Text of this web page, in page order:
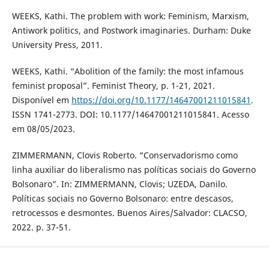
WEEKS, Kathi. The problem with work: Feminism, Marxism,
Antiwork politics, and Postwork imaginaries. Durham: Duke
University Press, 2011.
WEEKS, Kathi. “Abolition of the family: the most infamous
feminist proposal”. Feminist Theory, p. 1-21, 2021.
Disponível em https://doi.org/10.1177/14647001211015841 .
ISSN 1741-2773. DOI: 10.1177/14647001211015841. Acesso
em 08/05/2023.
ZIMMERMANN, Clovis Roberto. “Conservadorismo como
linha auxiliar do liberalismo nas políticas sociais do Governo
Bolsonaro”. In: ZIMMERMANN, Clovis; UZEDA, Danilo.
Políticas sociais no Governo Bolsonaro: entre descasos,
retrocessos e desmontes. Buenos Aires/Salvador: CLACSO,
2022. p. 37-51.